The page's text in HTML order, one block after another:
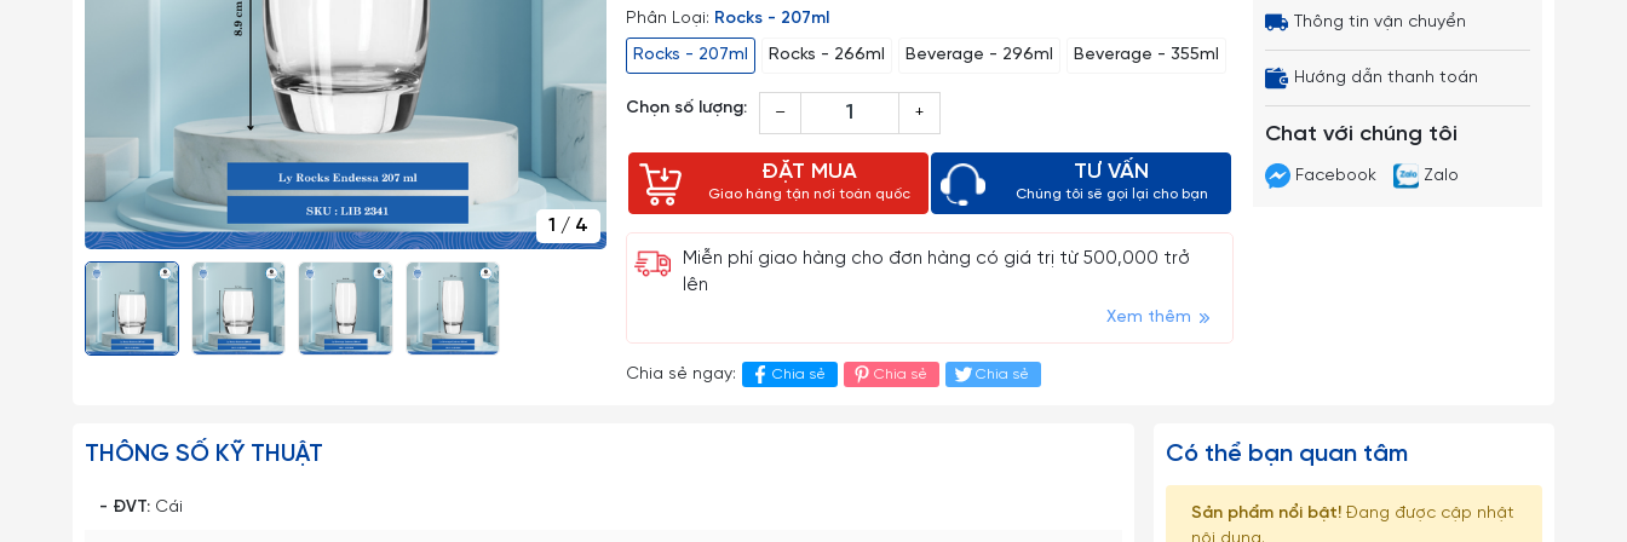
1 / 4
Phân Loại: Rocks - 207ml
Rocks - 207ml
Rocks - 266ml Beverage - 296ml Beverage - 355ml
Chọn số lượng: – +
ĐẶT MUA
Giao hàng tận nơi toàn quốc
TƯ VẤN
Chúng tôi sẽ gọi lại cho bạn
Miễn phí giao hàng cho đơn hàng có giá trị từ 500,000 trở
lên
Xem thêm
Chia sẻ ngay: Chia sẻ Chia sẻ Chia sẻ
Thông tin vận chuyển
Hướng dẫn thanh toán
Chat với chúng tôi
Facebook Zalo
THÔNG SỐ KỸ THUẬT
- ĐVT: Cái
Có thể bạn quan tâm
Sản phẩm nổi bật!Đang được cập nhật